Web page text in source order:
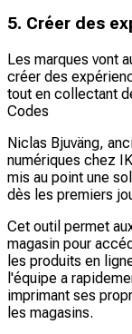
5. Créer des
Les marques vont
créer des
tout en collectant
Codes
Niclas Bjuväng,
numériques chez
mis au point une
dès les premiers
Cet outil permet
magasin pour
les produits en
l'équipe a
imprimant ses
les magasins.